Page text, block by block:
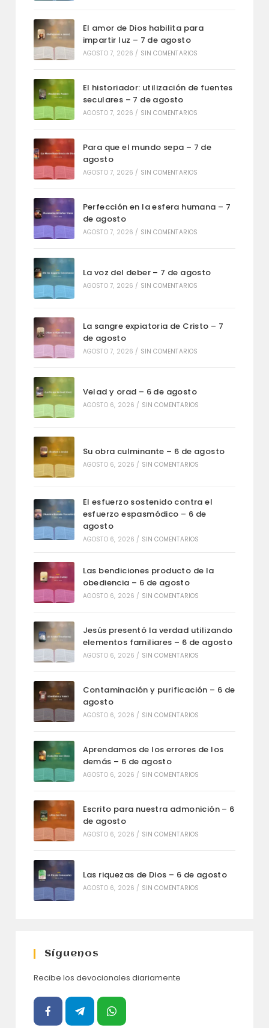
El amor de Dios habilita para
impartir luz – 7 de agosto
AGOSTO 7, 2026 / SIN COMENTARIOS
El historiador: utilización de fuentes
seculares – 7 de agosto
AGOSTO 7, 2026 / SIN COMENTARIOS
Para que el mundo sepa – 7 de
agosto
AGOSTO 7, 2026 / SIN COMENTARIOS
Perfección en la esfera humana – 7
de agosto
AGOSTO 7, 2026 / SIN COMENTARIOS
La voz del deber – 7 de agosto
AGOSTO 7, 2026 / SIN COMENTARIOS
La sangre expiatoria de Cristo – 7
de agosto
AGOSTO 7, 2026 / SIN COMENTARIOS
Velad y orad – 6 de agosto
AGOSTO 6, 2026 / SIN COMENTARIOS
Su obra culminante – 6 de agosto
AGOSTO 6, 2026 / SIN COMENTARIOS
El esfuerzo sostenido contra el
esfuerzo espasmódico – 6 de
agosto
AGOSTO 6, 2026 / SIN COMENTARIOS
Las bendiciones producto de la
obediencia – 6 de agosto
AGOSTO 6, 2026 / SIN COMENTARIOS
Jesús presentó la verdad utilizando
elementos familiares – 6 de agosto
AGOSTO 6, 2026 / SIN COMENTARIOS
Contaminación y purificación – 6 de
agosto
AGOSTO 6, 2026 / SIN COMENTARIOS
Aprendamos de los errores de los
demás – 6 de agosto
AGOSTO 6, 2026 / SIN COMENTARIOS
Escrito para nuestra admonición – 6
de agosto
AGOSTO 6, 2026 / SIN COMENTARIOS
Las riquezas de Dios – 6 de agosto
AGOSTO 6, 2026 / SIN COMENTARIOS
Síguenos
Recibe los devocionales diariamente